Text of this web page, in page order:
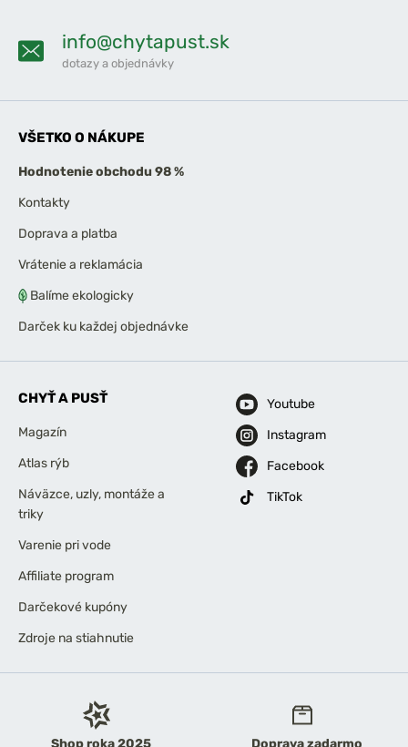
Shop roka 2025 Doprava zadarmo
info@chytapust.sk
dotazy a objednávky
VŠETKO O NÁKUPE
Hodnotenie obchodu 98 %
Kontakty
Doprava a platba
Vrátenie a reklamácia
Balíme ekologicky
Darček ku každej objednávke
CHYŤ A PUSŤ
Magazín
Atlas rýb
Náväzce, uzly, montáže a
triky
Varenie pri vode
Affiliate program
Darčekové kupóny
Zdroje na stiahnutie
Youtube
Instagram
Facebook
TikTok